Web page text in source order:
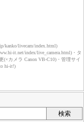
kanko/livecam/index.html)
it.net/index/live_camera.html)・タ
カメラ Canon VB-C10)・管理サイ
hi-it!)